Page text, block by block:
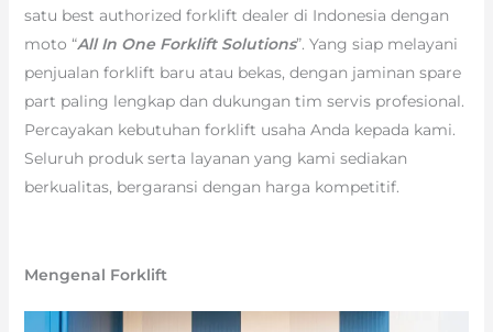
satu best authorized forklift dealer di Indonesia dengan
moto “All In One Forklift Solutions”. Yang siap melayani
penjualan forklift baru atau bekas, dengan jaminan spare
part paling lengkap dan dukungan tim servis profesional.
Percayakan kebutuhan forklift usaha Anda kepada kami.
Seluruh produk serta layanan yang kami sediakan
berkualitas, bergaransi dengan harga kompetitif.
Mengenal Forklift